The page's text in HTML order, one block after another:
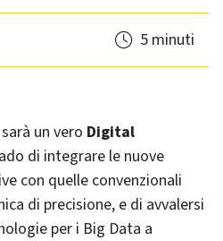
5 minuti
un vero Digital
di integrare le nuove
con quelle convenzionali
di precisione, e di avvalersi
per i Big Data a